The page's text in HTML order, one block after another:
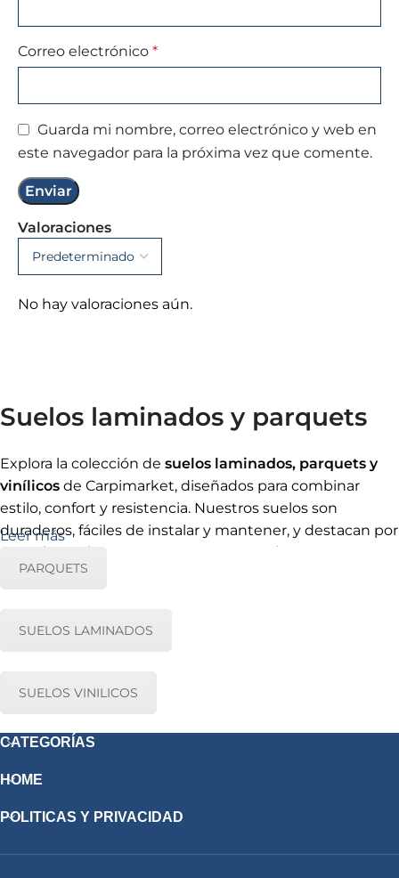
Valoraciones
No hay valoraciones aún.
Correo electrónico *
Guarda mi nombre, correo electrónico y web en
este navegador para la próxima vez que comente.
Suelos laminados y parquets
Explora la colección de suelos laminados, parquets y
vinílicos de Carpimarket, diseñados para combinar
estilo, confort y resistencia. Nuestros suelos son
duraderos, fáciles de instalar y mantener, y destacan por
antiestáticas
suelos laminados, parquets y vinílicos
detalle.
Leer más
PARQUETS
SUELOS LAMINADOS
SUELOS VINILICOS
CATEGORÍAS
HOME
POLITICAS Y PRIVACIDAD